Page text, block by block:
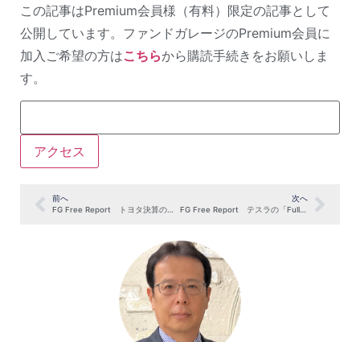
この記事はPremium会員様（有料）限定の記事として
公開しています。ファンドガレージのPremium会員に
加入ご希望の方はこちらから購読手続きをお願いしま
す。
前へ
FG Free Report トヨタ決算の本質〜メディア情報に騙されないために〜（11月11日号抜粋）
次へ
FG Free Report テスラの「Full Self Drive」、トヨタの「運転補助機能」（11月18日号抜粋）